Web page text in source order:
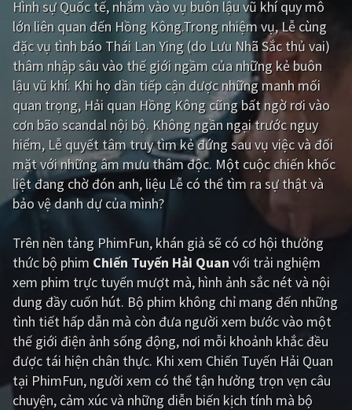
Giật gân Gia đình
Bí ẩn Lịch sử
Viễn Tây Tiểu sử
GameShow DramaTV
QUỐC GIA
Âu - Mỹ Trung Quốc - Hồng Kông
Ấn Độ Việt Nam
Tổng hợp
CẬP NHẬT
PHIM MỚI
PHIM BỘ
Hình sự Quốc tế, nhắm vào vụ buôn lậu vũ khí quy mô
lớn liên quan đến Hồng Kông.Trong nhiệm vụ, Lễ cùng
đặc vụ tình báo Thái Lan Ying (do Lưu Nhã Sắc thủ vai)
thâm nhập sâu vào thế giới ngầm của những kẻ buôn
lậu vũ khí. Khi họ dần tiếp cận được những manh mối
quan trọng, Hải quan Hồng Kông cũng bất ngờ rơi vào
cơn bão scandal nội bộ. Không ngần ngại trước nguy
hiểm, Lễ quyết tâm truy tìm kẻ đứng sau vụ việc và đối
mặt với những âm mưu thâm độc. Một cuộc chiến khốc
liệt đang chờ đón anh, liệu Lễ có thể tìm ra sự thật và
bảo vệ danh dự của mình?
Trên nền tảng PhimFun, khán giả sẽ có cơ hội thưởng
thức bộ phim Chiến Tuyến Hải Quan với trải nghiệm
xem phim trực tuyến mượt mà, hình ảnh sắc nét và nội
dung đầy cuốn hút. Bộ phim không chỉ mang đến những
tình tiết hấp dẫn mà còn đưa người xem bước vào một
thế giới điện ảnh sống động, nơi mỗi khoảnh khắc đều
được tái hiện chân thực. Khi xem Chiến Tuyến Hải Quan
tại PhimFun, người xem có thể tận hưởng trọn vẹn câu
chuyện, cảm xúc và những diễn biến kịch tính mà bộ